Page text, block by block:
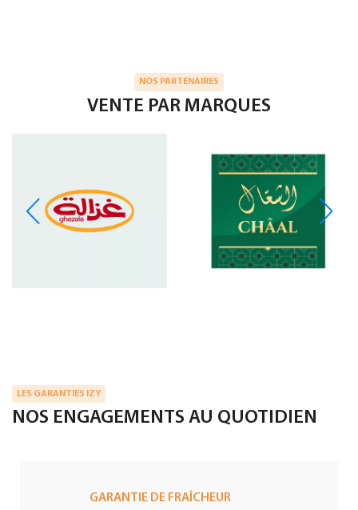
NOS PARTENAIRES
VENTE PAR MARQUES
LES GARANTIES IZY
NOS ENGAGEMENTS AU QUOTIDIEN
GARANTIE DE FRAÎCHEUR